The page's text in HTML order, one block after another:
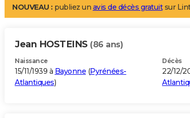
NOUVEAU : publiez un avis de décès gratuitsur
Jean HOSTEINS (86 ans)
Naissance
15/11/1939 à Bayonne (Pyrénées-
Atlantiques)
Décès
22/12/